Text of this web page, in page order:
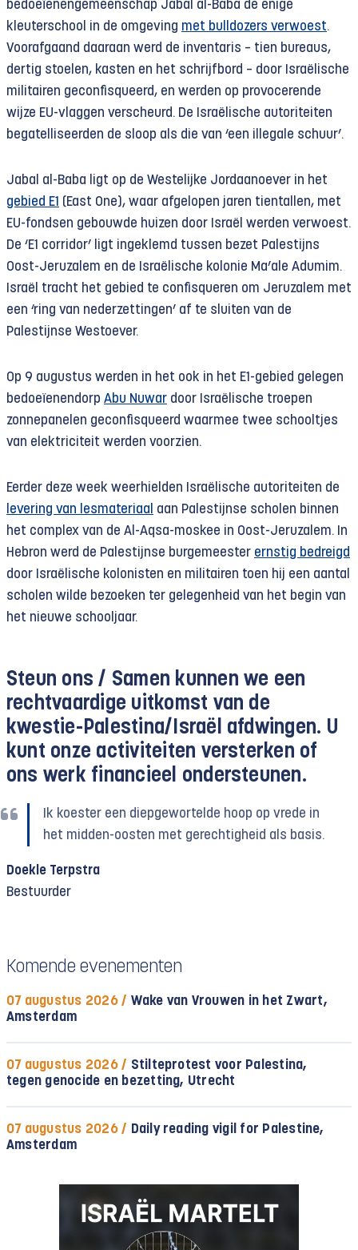
bedoeïenengemeenschap Jabal al-Baba de enige
kleuterschool in de omgeving met bulldozers verwoest.
Voorafgaand daaraan werd de inventaris – tien bureaus,
dertig stoelen, kasten en het schrijfbord – door Israëlische
militairen geconfisqueerd, en werden op provocerende
wijze EU-vlaggen verscheurd. De Israëlische autoriteiten
begatelliseerden de sloop als die van ‘een illegale schuur’.
Jabal al-Baba ligt op de Westelijke Jordaanoever in het
gebied E1 (East One), waar afgelopen jaren tientallen, met
EU-fondsen gebouwde huizen door Israël werden verwoest.
De ‘E1 corridor’ ligt ingeklemd tussen bezet Palestijns
Oost-Jeruzalem en de Israëlische kolonie Ma’ale Adumim.
Israël tracht het gebied te confisqueren om Jeruzalem met
een ‘ring van nederzettingen’ af te sluiten van de
Palestijnse Westoever.
Op 9 augustus werden in het ook in het E1-gebied gelegen
bedoeïenendorp Abu Nuwar door Israëlische troepen
zonnepanelen geconfisqueerd waarmee twee schooltjes
van elektriciteit werden voorzien.
Eerder deze week weerhielden Israëlische autoriteiten de
levering van lesmateriaal aan Palestijnse scholen binnen
het complex van de Al-Aqsa-moskee in Oost-Jeruzalem. In
Hebron werd de Palestijnse burgemeester ernstig bedreigd
door Israëlische kolonisten en militairen toen hij een aantal
scholen wilde bezoeken ter gelegenheid van het begin van
het nieuwe schooljaar.
Steun ons / Samen kunnen we een
rechtvaardige uitkomst van de
kwestie-Palestina/Israël afdwingen. U
kunt onze activiteiten versterken of
ons werk financieel ondersteunen.
Ik koester een diepgewortelde hoop op vrede in
het midden-oosten met gerechtigheid als basis.
Doekle Terpstra
Bestuurder
Komende evenementen
07 augustus 2026 / Wake van Vrouwen in het Zwart,
Amsterdam
07 augustus 2026 / Stilteprotest voor Palestina,
tegen genocide en bezetting, Utrecht
07 augustus 2026 / Daily reading vigil for Palestine,
Amsterdam